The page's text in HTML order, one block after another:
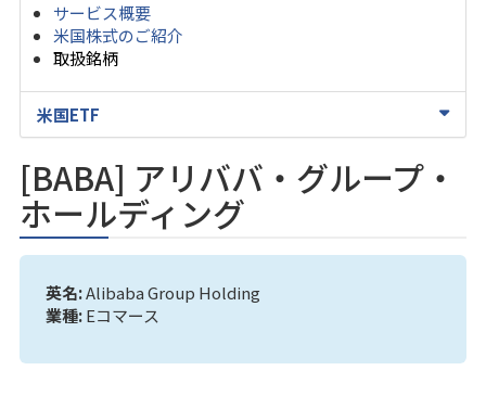
サービス概要
米国株式のご紹介
取扱銘柄
米国ETF
[BABA] アリババ・グループ・
ホールディング
英名:Alibaba Group Holding
業種:Eコマース